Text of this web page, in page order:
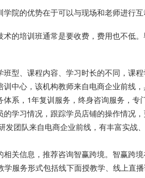
院的优势在于可以与现场和老师进行
的培训班通常是要收费，费用也不低
型、课程内容、学习时长的不同，课
中心，该机构教师来自电商企业前线，
体系，1年复训服务，终身咨询服务，
学习情况，跟踪学员店铺的操作情况
发团队来自电商企业前线，有丰富实
关信息，推荐咨询智赢跨境。智赢跨
服务形式包括线下面授教学、线上直